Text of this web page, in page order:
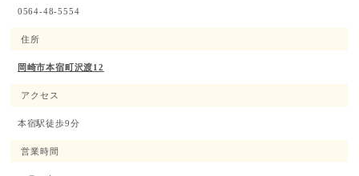
0564-48-5554
住所
岡崎市本宿町沢渡12
アクセス
本宿駅徒歩9分
営業時間